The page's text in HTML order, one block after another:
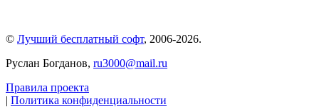
© Лучший бесплатный софт, 2006-2026.
Руслан Богданов, ru3000@mail.ru
Правила проекта
| Политика конфиденциальности